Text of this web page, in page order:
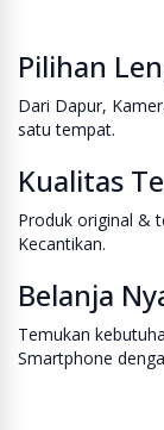
Pilihan
Dari Dapur,
satu tempat.
Kualitas
Produk original &
Kecantikan.
Belanja
Temukan
Smartphone